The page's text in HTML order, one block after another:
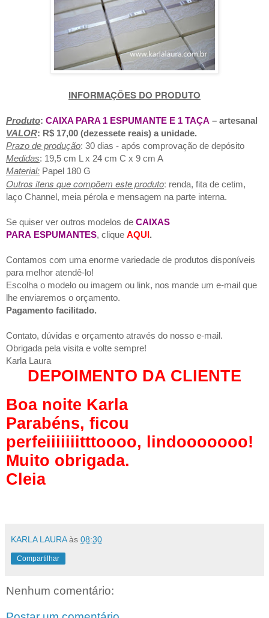
INFORMAÇÕES DO PRODUTO
Produto: CAIXA PARA 1 ESPUMANTE E 1 TAÇA – artesanal
VALOR: R$ 17,00 (dezessete reais) a unidade.
Prazo de produção: 30 dias - após comprovação de depósito
Medidas: 19,5 cm L x 24 cm C x 9 cm A
Material: Papel 180 G
Outros itens que compõem este produto: renda, fita de cetim,
laço Channel, meia pérola e mensagem na parte interna.
Se quiser ver outros modelos de CAIXAS
PARA ESPUMANTES, clique AQUI.
Contamos com uma enorme variedade de produtos disponíveis
para melhor atendê-lo!
Escolha o modelo ou imagem ou link, nos mande um e-mail que
lhe enviaremos o orçamento.
Pagamento facilitado.
Contato, dúvidas e orçamento através do nosso e-mail.
Obrigada pela visita e volte sempre!
Karla Laura
DEPOIMENTO DA CLIENTE
Boa noite Karla
Parabéns, ficou
perfeiiiiiiitttoooo, lindooooooo!
Muito obrigada.
Cleia
KARLA LAURA às 08:30
Compartilhar
Nenhum comentário: